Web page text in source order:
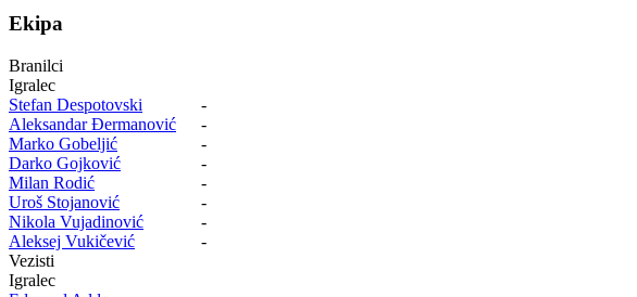
Ekipa
Branilci
Igralec
Stefan Despotovski
-
Aleksandar Đermanović
-
Marko Gobeljić
-
Darko Gojković
-
Milan Rodić
-
Uroš Stojanović
-
Nikola Vujadinović
-
Aleksej Vukičević
-
Vezisti
Igralec